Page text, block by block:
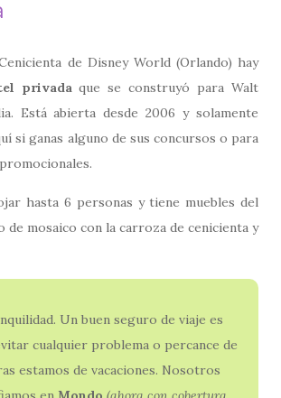
de Disney World (Orlando) hay
privadaque se construyó para Walt
Está abierta desde 2006 y solamente
si ganas alguno de sus concursos o para
hasta 6 personas y tiene muebles del
de mosaico con la carroza de cenicienta y
Un buen seguro de viaje es
cualquier problema o percance de
estamos de vacaciones. Nosotros